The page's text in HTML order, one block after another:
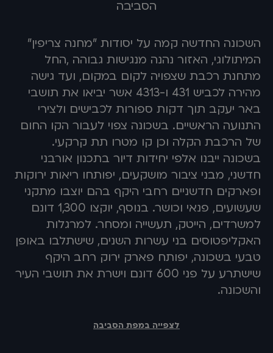
הסביבה
השכונה החדשה קמה על יסודות "מחנה צריפין"
המיתולוגי, האזור נהנה מנגישות גבוהה ,החל
מתחנת רכבת שצפויה לקום במקום, ועד גישה
מהירה לכביש 431 ו-4313 אשר יביאו את תושבי
באר יעקב תוך דקות ספורות לכבישים ולצירי
התנועה הראשיים. בשכונה צפוי לעבור הקו החום
של הרכבת הקלה וכן קו מטרו תת קרקעי.
בשכונה ייבנו אלפי יחידות דיור בתכנון אורבני
חדשני, מבני ציבור מושקעים, יפותחו ריאות ירוקות
ופארקים חדשניים רחבי היקף בהם יוצבו מתקני
שעשועים, פנאי וכושר. בנוסף, יוקצו 1,300 דונם
למשרדים, הייטק, תעשייה ומסחר. למרגלות
האקליפטוסים בני עשרות השנים, שישתלבו באופן
טבעי בשכונה, יפותח פארק ירוק רחב היקף
שישתרע על פני 600 דונם וישרת את תושבי העיר
והשכונה.
לצפייה במפת הסביבה